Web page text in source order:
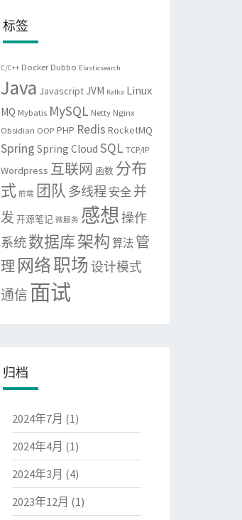
标签
C/C++ Docker Dubbo Elasticsearch
Java JavascriptJVM Kafka Linux
MQ Mybatis MySQL Netty Nginx
Obsidian OOP PHP Redis RocketMQ
Spring Spring Cloud SQL TCP/IP
Wordpress 互联网 函数 分布
式 前端 团队 多线程 安全 并
发 开源笔记 微服务 感想操作
系统数据库架构 算法 管
理 网络职场设计模式
通信 面试
归档
2024年7月 (1)
2024年4月 (1)
2024年3月 (4)
2023年12月 (1)